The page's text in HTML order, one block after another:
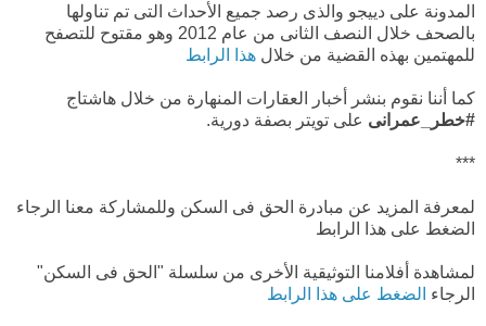
المدونة على دييجو والذى رصد جميع الأحداث التى تم تناولها
بالصحف خلال النصف الثانى من عام 2012 وهو مقتوح للتصفح
للمهتمين بهذه القضية من خلال هذا الرابط
كما أننا نقوم بنشر أخبار العقارات المنهارة من خلال هاشتاج
#خطر_عمرانى على تويتر بصفة دورية.
***
لمعرفة المزيد عن مبادرة الحق فى السكن وللمشاركة معنا الرجاء
الضغط على هذا الرابط
لمشاهدة أفلامنا التوثيقية الأخرى من سلسلة "الحق فى السكن"
الرجاء الضغط على هذا الرابط